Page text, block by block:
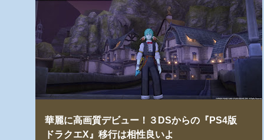
投
稿
華麗に高画質デビュー！３DSからの『PS4版
ドラクエX』移行は相性良いよ
ドラクエ10